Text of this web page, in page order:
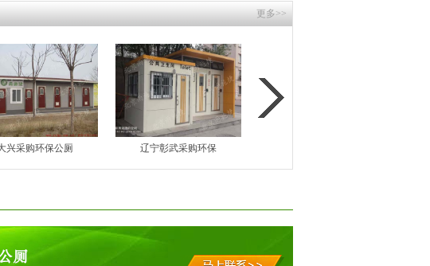
更多>>
兴采购环保公厕 辽宁彰武采购环保